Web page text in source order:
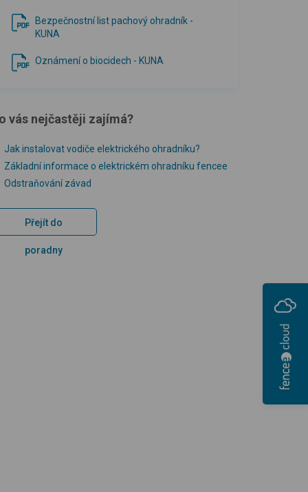
Bezpečnostní list pachový ohradník -
KUNA
Oznámení o biocidech - KUNA
vás nejčastěji zajímá?
Jak instalovat vodiče elektrického ohradníku?
Základní informace o elektrickém ohradníku fencee
Odstraňování závad
Přejít do
poradny